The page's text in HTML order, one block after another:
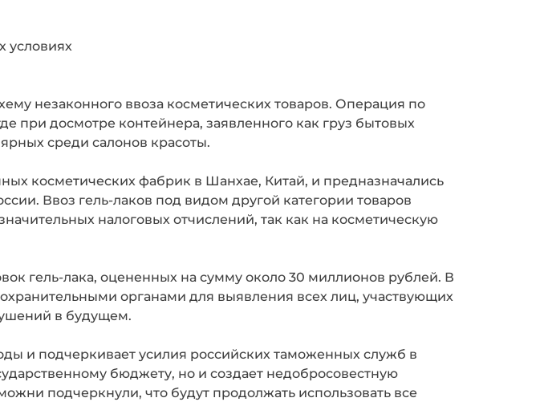
незаконного ввоза косметических товаров. Операция по
при досмотре контейнера, заявленного как груз бытовых
среди салонов красоты.
косметических фабрик в Шанхае, Китай, и предназначались
Ввоз гель-лаков под видом другой категории товаров
налоговых отчислений, так как на косметическую
гель-лака, оцененных на сумму около 30 миллионов рублей. В
органами для выявления всех лиц, участвующих
в будущем.
и подчеркивает усилия российских таможенных служб в
бюджету, но и создает недобросовестную
подчеркнули, что будут продолжать использовать все